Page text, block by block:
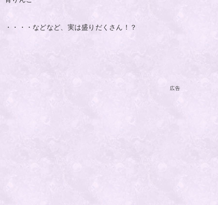
・・・・などなど、実は盛りだくさん！？
広告